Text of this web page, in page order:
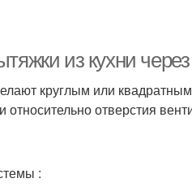
из кухни
круглым или
отверстия
: